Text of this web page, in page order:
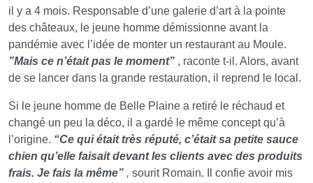
il y a 4 mois. Responsable d’une galerie d’art à la pointe
des châteaux, le jeune homme démissionne avant la
pandémie avec l’idée de monter un restaurant au Moule.
”Mais ce n’était pas le moment” , raconte t-il. Alors, avant
de se lancer dans la grande restauration, il reprend le local.
Si le jeune homme de Belle Plaine a retiré le réchaud et
changé un peu la déco, il a gardé le même concept qu’à
l’origine. “Ce qui était très réputé, c’était sa petite sauce
chien qu’elle faisait devant les clients avec des produits
frais. Je fais la même” , sourit Romain. Il confie avoir mis